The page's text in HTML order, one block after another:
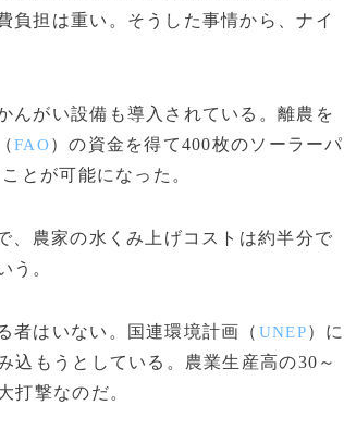
負担は重い。そうした事情から、ナイ
がい設備も導入されている。離農を
FAO）の資金を得て400枚のソーラーパ
とが可能になった。
農家の水くみ上げコストは約半分で
う。
はいない。国連環境計画（ UNEP）に
込もうとしている。農業生産高の30～
打撃なのだ。